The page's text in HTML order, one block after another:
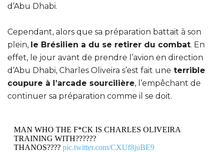
d’Abu Dhabi.
Cependant, alors que sa préparation battait à son
plein, le Brésilien a du se retirer du combat. En
effet, le jour avant de prendre l’avion en direction
d’Abu Dhabi, Charles Oliveira s’est fait une terrible
coupure à l’arcade sourcilière, l’empêchant de
continuer sa préparation comme il se doit.
MAN WHO THE F*CK IS CHARLES OLIVEIRA
TRAINING WITH??????
THANOS???? pic.twitter.com/CXUf8juBE9